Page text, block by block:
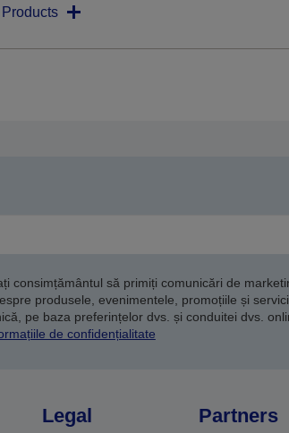
consimțământul să primiți comunicări de
produsele, evenimentele, promoțiile și
pe baza preferințelor dvs. și conduitei dvs.
de confidențialitate
Legal Partners